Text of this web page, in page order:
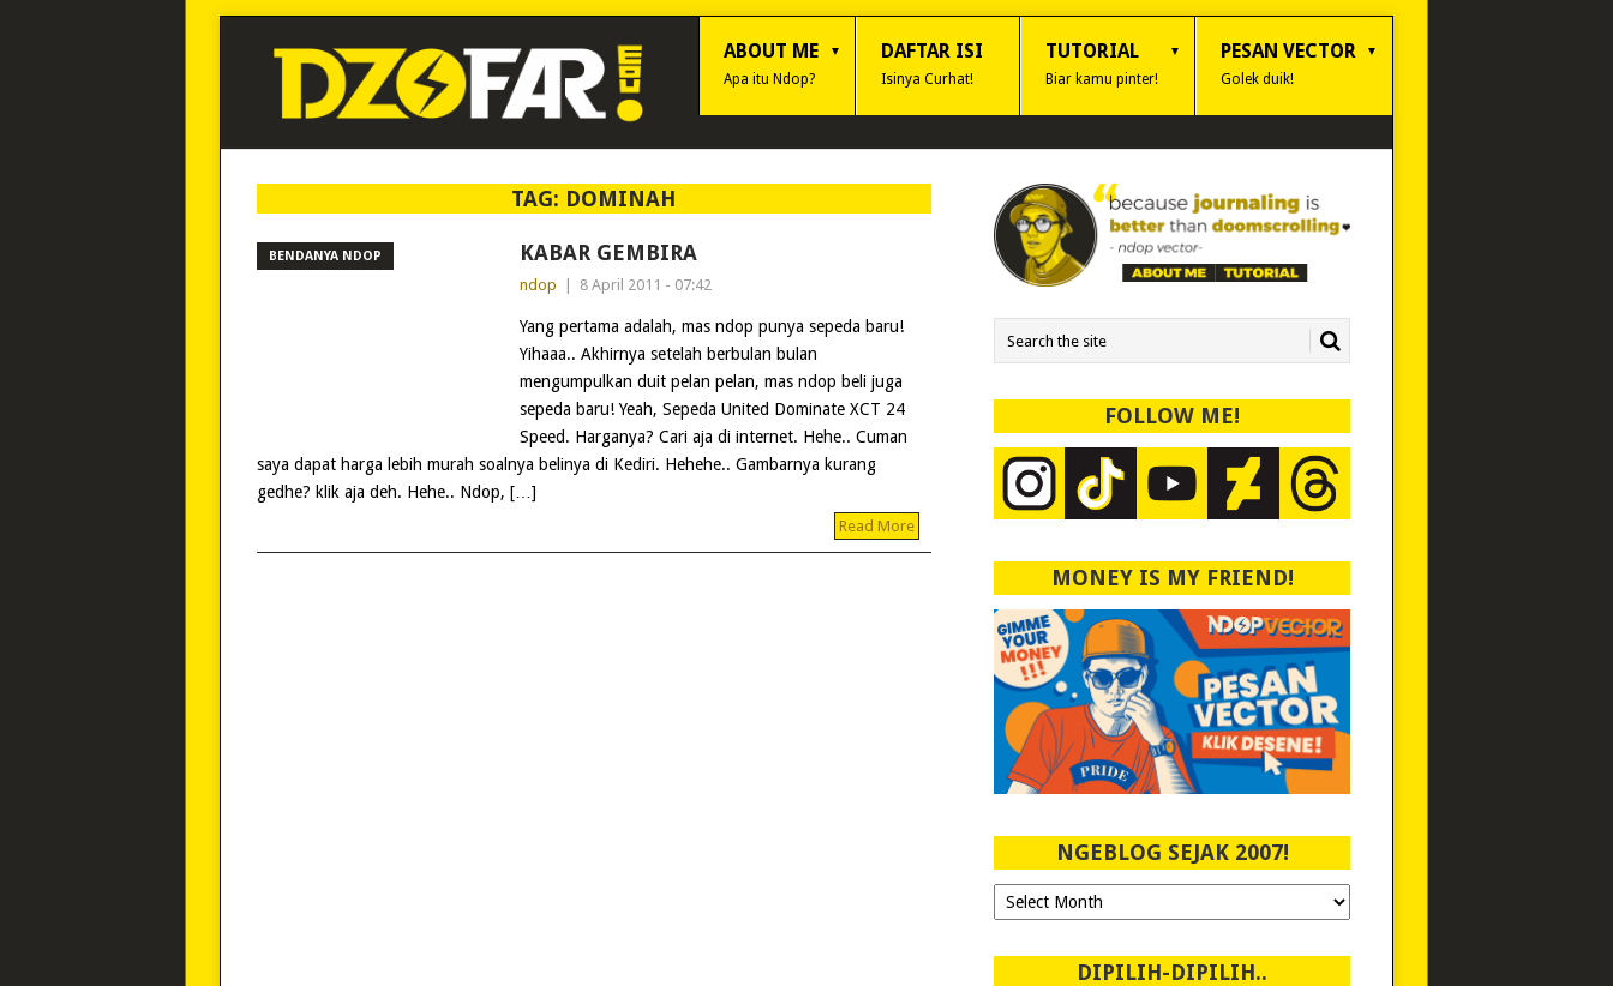
ABOUT ME
Apa itu Ndop?
DAFTAR ISI
Isinya Curhat!
TUTORIAL
Biar kamu pinter!
PESAN VECTOR
Golek duik!
TAG: DOMINAH
BENDANYA NDOP KABAR GEMBIRA
ndop 8 April 2011 - 07:42
Yang pertama adalah, mas ndop punya sepeda baru!
Yihaaa.. Akhirnya setelah berbulan bulan
mengumpulkan duit pelan pelan, mas ndop beli juga
sepeda baru! Yeah, Sepeda United Dominate XCT 24
Speed. Harganya? Cari aja di internet. Hehe.. Cuman
saya dapat harga lebih murah soalnya belinya di Kediri. Hehehe.. Gambarnya kurang
gedhe? klik aja deh. Hehe.. Ndop, […]
Read More
FOLLOW ME!
MONEY IS MY FRIEND!
NGEBLOG SEJAK 2007!
Ngeblog
Sejak
DIPILIH-DIPILIH..